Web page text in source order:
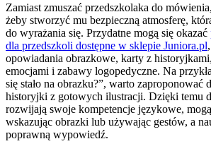
Zamiast zmuszać przedszkolaka do
żeby stworzyć mu bezpieczną atmosferę,
do wyrażania się. Przydatne mogą się okazać
dla przedszkoli dostępne w sklepie Juniora.pl
opowiadania obrazkowe, karty z
emocjami i zabawy logopedyczne. Na
się stało na obrazku?”, warto zaproponować
historyjki z gotowych ilustracji. Dzięki temu
rozwijają swoje kompetencje językowe,
wskazując obrazki lub używając gestów, a
poprawną wypowiedź.